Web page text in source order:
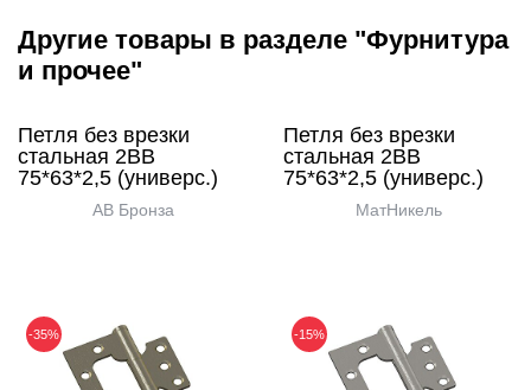
Другие товары в разделе "Фурнитура
и прочее"
Петля без врезки
стальная 2ВВ
75*63*2,5 (универс.)
AB Бронза
-35%
Петля без врезки
стальная 2ВВ
75*63*2,5 (универс.)
МатНикель
-15%